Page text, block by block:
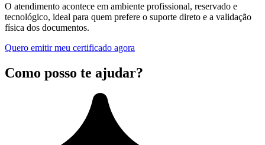
O atendimento acontece em ambiente profissional, reservado e
tecnológico, ideal para quem prefere o suporte direto e a validação
física dos documentos.
Quero emitir meu certificado agora
Como posso te ajudar?